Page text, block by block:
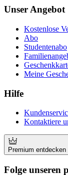
Unser Angebot
Kostenlose
Abo
Studentenabo
Meine
Hilfe
Kontaktiere
Premium entdecken
Folge unseren